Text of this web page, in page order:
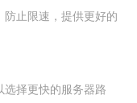
止限速，提供更好的
择更快的服务器路